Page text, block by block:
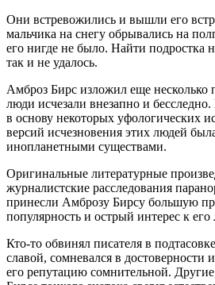
Они встревожились и вышли его
мальчика на снегу обрывались на
его нигде не было. Найти
так и не удалось.
Амброз Бирс изложил еще несколько
люди исчезали внезапно и
в основу некоторых уфологических
версий исчезновения этих людей
инопланетными существами.
Оригинальные литературные
журналистские расследования
принесли Амброзу Бирсу большую
популярность и острый интерес к его
Кто-то обвинял писателя в
славой, сомневался в достоверности
его репутацию сомнительной.